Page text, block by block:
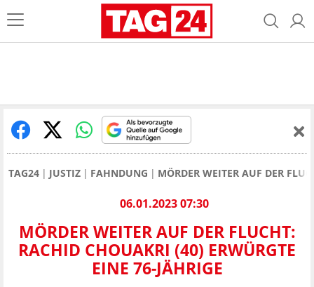
TAG24 JUSTIZ FAHNDUNG MÖRDER WEITER AUF DER
06.01.2023 07:30
MÖRDER WEITER AUF DER FLUCHT:
RACHID CHOUAKRI (40) ERWÜRGTE
EINE 76-JÄHRIGE